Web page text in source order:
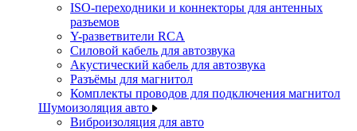
ISO-переходники и коннекторы для антенных
разъемов
Y-разветвители RCA
Силовой кабель для автозвука
Акустический кабель для автозвука
Разъёмы для магнитол
Комплекты проводов для подключения магнитол
Шумоизоляция авто
Виброизоляция для авто